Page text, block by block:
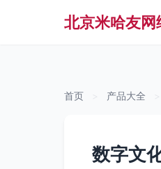
北京米哈友网
首页 产品大全
数字文